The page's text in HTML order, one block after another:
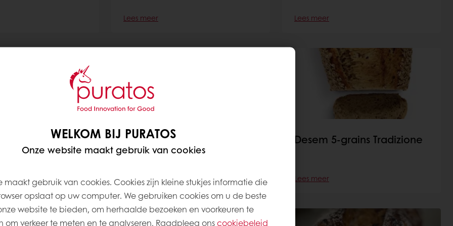
Lees meer Lees meer
Tradizione
Desem Wit Vloerbrood via
de bollenkast
Lees meer
Desem 5-grains Tradizione
Lees meer
WELKOM BIJ PURATOS
Onze website maakt gebruik van cookies
maakt gebruik van cookies. Cookies zijn kleine stukjes informatie die
opslaat op uw computer. We gebruiken cookies om u de beste
website te bieden, om herhaalde bezoeken en voorkeuren te
om verkeer te meten en te analyseren. Raadpleeg onscookiebeleid